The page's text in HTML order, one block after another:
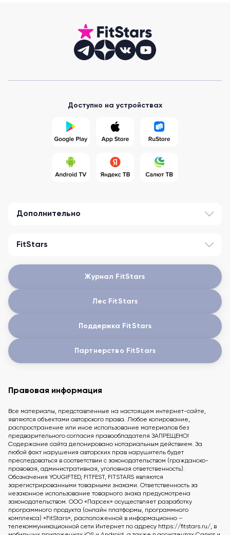
Доступно на устройствах
Дополнительно
FitStars
Журнал FitStars
Лес FitStars
Поддержка FitStars
Партнерство FitStars
Правовая информация
Все материалы, представленные на настоящем интернет-сайте,
являются объектами авторского права. Любое копирование,
распространение или иное использование материалов без
предварительного согласия правообладателя ЗАПРЕЩЕНО!
Содержание сайта депонировано нотариальным действием. За
любой факт нарушения авторских прав нарушитель будет
преследоваться в соответствии с законодательством (гражданско-
правовая, административная, уголовная ответственность).
Обозначения YOUGIFTED, FITFEST, FITSTARS являются
зарегистрированными товарными знаками. Ответственность за
незаконное использование товарного знака предусмотрена
законодательством. ООО «Парсек» осуществляет разработку
программного продукта (онлайн платформы, программного
комплекса) «FitStars», расположенной в информационно –
телекоммуникационной сети Интернет по адресу https://fitstars.ru/, в